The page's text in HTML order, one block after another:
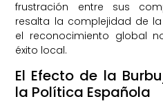
frustración entre sus
resalta la complejidad de
el reconocimiento global
éxito local.
El Efecto de la
la Política Española